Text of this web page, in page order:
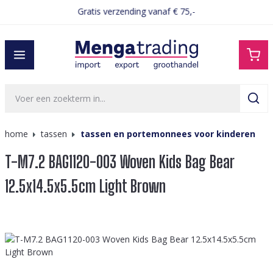
Gratis verzending vanaf € 75,-
home tassen tassen en portemonnees voor kinderen
T-M7.2 BAG1120-003 Woven Kids Bag Bear
12.5x14.5x5.5cm Light Brown
Afbeeldingengalerij overslaan